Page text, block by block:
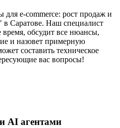
для e-commerce: рост продаж и
в Саратове. Наш специалист
обсудит все нюансы,
и назовет примерную
составить техническое
вас вопросы!
AI агентами